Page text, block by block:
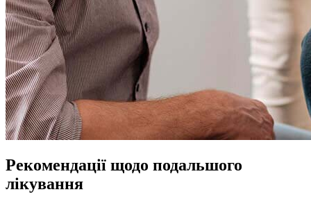
Рекомендації щодо подальшого
лікування